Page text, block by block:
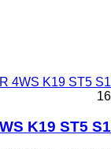
4WS K19 ST5 S1
16
K19 ST5 S1